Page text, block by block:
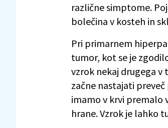
različne simptome.
bolečina v kosteh in
Pri primarnem
tumor, kot se je
vzrok nekaj drugega v
začne nastajati
imamo v krvi premalo
hrane. Vzrok je lahko